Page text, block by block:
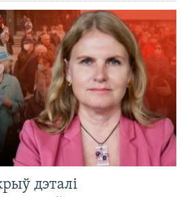
дэталі